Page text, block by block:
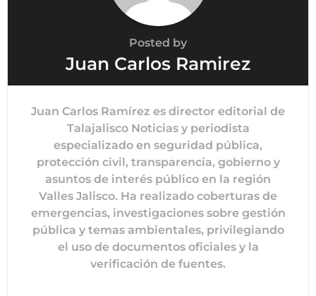
Posted by
Juan Carlos Ramirez
Juan Carlos Ramírez es director editorial de
Talajalisco Noticias y periodista
especializado en seguridad pública,
protección civil, transparencia, gobierno y
asuntos de interés público en la región
Valles Jalisco. Ha realizado coberturas de
emergencias, investigaciones sobre gestión
pública y temas ambientales, privilegiando
el uso de documentos oficiales y la
verificación de fuentes.